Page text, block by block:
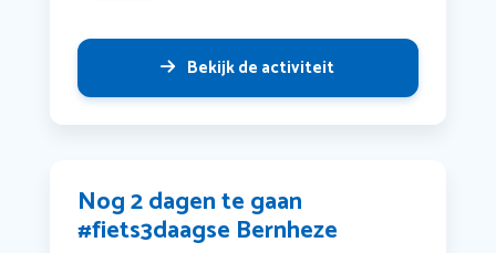
Bekijk de activiteit
Nog 2 dagen te gaan
#fiets3daagse Bernheze